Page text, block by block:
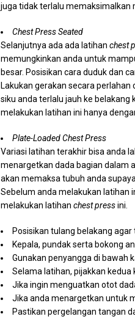
juga tidak terlalu memaksimalkan
Chest Press Seated
Selanjutnya ada ada latihan chest
memungkinkan anda untuk
besar. Posisikan cara duduk dan
Lakukan gerakan secara
siku anda terlalu jauh ke
melakukan latihan ini hanya
Plate-Loaded Chest Press
Variasi latihan terakhir bisa anda
menargetkan dada bagian dalam
akan memaksa tubuh anda
Sebelum anda melakukan latihan
melakukan latihan chest pressini.
Posisikan tulang belakang agar
Kepala, pundak serta bokong
Gunakan penyangga di bawah
Selama latihan, pijakkan kedua
Jika ingin menguatkan otot
Jika anda menargetkan untuk
Pastikan pergelangan tangan